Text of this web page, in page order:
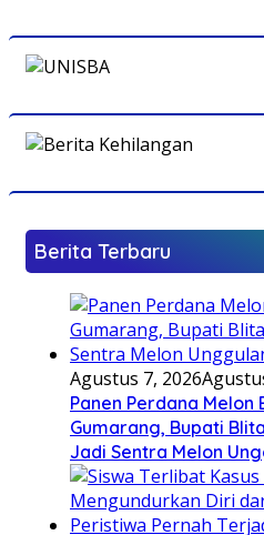
Berita Terbaru
Agustus 7, 2026
Panen Perdana Melon
Gumarang, Bupati
Jadi Sentra Melon